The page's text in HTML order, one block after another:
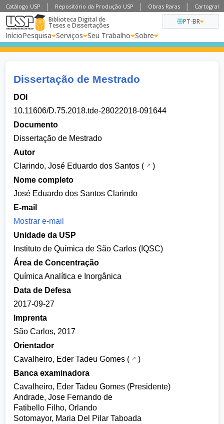
Catálogo USP Repositório da Produção USP Obras Raras
Biblioteca Digital de
Teses e Dissertações
InícioPesquisa Serviços Seu Trabalho Sobre
PT-BR
Dissertação de Mestrado
DOI
10.11606/D.75.2018.tde-28022018-091644
Documento
Dissertação de Mestrado
Autor
Clarindo, José Eduardo dos Santos (
)
Nome completo
José Eduardo dos Santos Clarindo
E-mail
Mostrar e-mail
Unidade da USP
Instituto de Química de São Carlos (IQSC)
Área de Concentração
Química Analítica e Inorgânica
Data de Defesa
2017-09-27
Imprenta
São Carlos, 2017
Orientador
Cavalheiro, Eder Tadeu Gomes (
)
Banca examinadora
Cavalheiro, Eder Tadeu Gomes (Presidente)
Andrade, Jose Fernando de
Fatibello Filho, Orlando
Sotomayor, Maria Del Pilar Taboada